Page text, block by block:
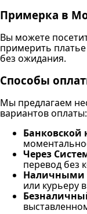
Примерка в
Вы можете
примерить платье
без ожидания.
Способы
Мы предлагаем
вариантов оплаты:
Банковской
Через
перевод без
Наличными
или курьеру